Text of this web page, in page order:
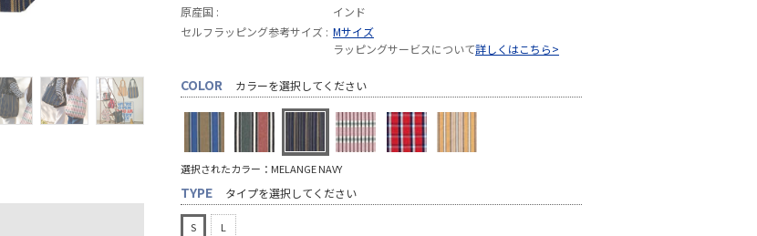
原産国 :
インド
セルフラッピング参考サイズ : Mサイズ
ラッピングサービスについて詳しくはこちら>
COLOR カラーを選択してください
選択されたカラー：MELANGE NAVY
TYPE タイプを選択してください
S L